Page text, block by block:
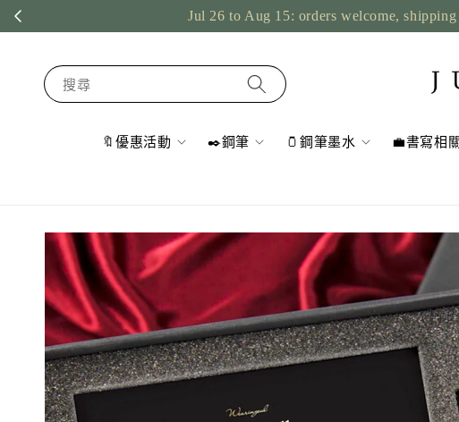
Jul 26 to Aug 15: orders welcome,
搜尋
🔖優惠活動 ✒️鋼筆 🫙鋼筆墨水 💼書寫相